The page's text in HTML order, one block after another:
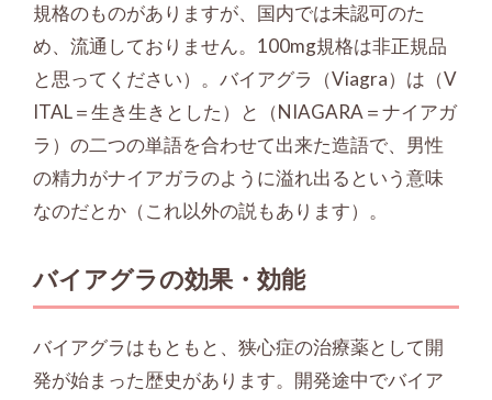
規格のものがありますが、国内では未認可のた
め、流通しておりません。100mg規格は非正規品
と思ってください）。バイアグラ（Viagra）は（V
ITAL＝生き生きとした）と（NIAGARA＝ナイアガ
ラ）の二つの単語を合わせて出来た造語で、男性
の精力がナイアガラのように溢れ出るという意味
なのだとか（これ以外の説もあります）。
バイアグラの効果・効能
バイアグラはもともと、狭心症の治療薬として開
発が始まった歴史があります。開発途中でバイア